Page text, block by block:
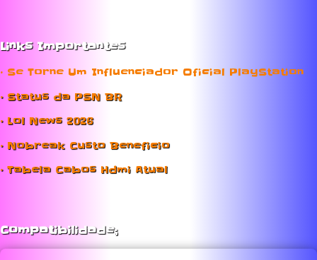
Links Importantes
• Se Torne Um Influenciador Oficial PlayStation
• Status da PSN BR
• Lol News 2026
• Nobreak Custo Beneficio
• Tabela Cabos Hdmi Atual
Compatibilidade;